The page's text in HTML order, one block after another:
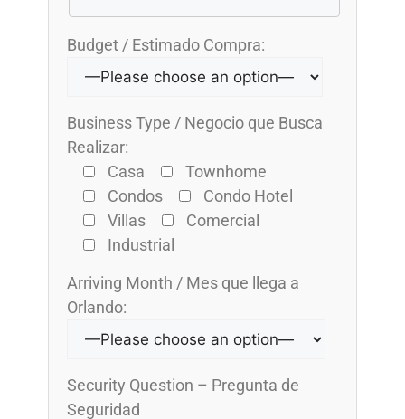
Budget / Estimado Compra:
Business Type / Negocio que Busca
Realizar:
Casa
Townhome
Condos
Condo Hotel
Villas
Comercial
Industrial
Arriving Month / Mes que llega a
Orlando:
Security Question – Pregunta de
Seguridad